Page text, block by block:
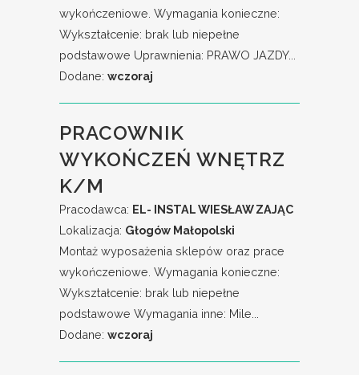
wykończeniowe. Wymagania konieczne:
Wykształcenie: brak lub niepełne
podstawowe Uprawnienia: PRAWO JAZDY...
Dodane: wczoraj
PRACOWNIK
WYKOŃCZEŃ WNĘTRZ
K/M
Pracodawca: EL- INSTAL WIESŁAW ZAJĄC
Lokalizacja: Głogów Małopolski
Montaż wyposażenia sklepów oraz prace
wykończeniowe. Wymagania konieczne:
Wykształcenie: brak lub niepełne
podstawowe Wymagania inne: Mile...
Dodane: wczoraj